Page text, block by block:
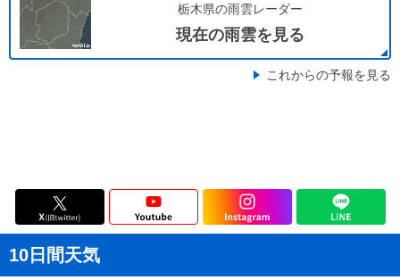
栃木県の雨雲レーダー
現在の雨雲を見る
これからの予報を見る
10日間天気